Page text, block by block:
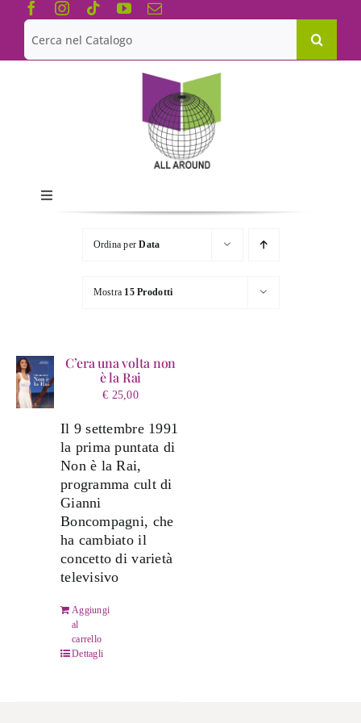
Salta
contenuto
Cerca
per:
Toggle
Navigation
Chi siamo
Le Collane
Ordina perData
Mostra 15 Prodotti
C’era una volta non
è la Rai
€ 25,00
Il 9 settembre 1991
la prima puntata di
Non è la Rai,
programma cult di
Gianni
Boncompagni, che
ha cambiato il
concetto di varietà
televisivo
Aggiungi
al
carrello
Dettagli